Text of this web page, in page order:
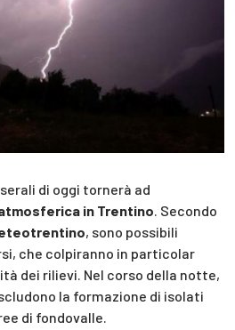
di oggi tornerà ad
in Trentino . Secondo
, sono possibili
che colpiranno in particolar
dei rilievi. Nel corso della notte,
la formazione di isolati
di fondovalle.